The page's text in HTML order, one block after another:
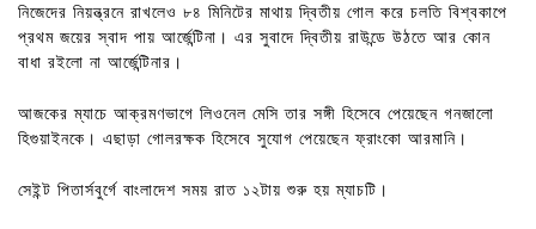
নিজেদের নিয়ন্ত্রনে রাখলেও ৮৪ মিনিটের মাথায় দ্বিতীয় গোল করে চলতি বিশ্বকাপে
প্রথম জয়ের স্বাদ পায় আর্জেন্টিনা। এর সুবাদে দ্বিতীয় রাউন্ডে উঠতে আর কোন
বাধা রইলো না আর্জেন্টিনার।
আজকের ম্যাচে আক্রমণভাগে লিওনেল মেসি তার সঙ্গী হিসেবে পেয়েছেন গনজালো
হিগুয়াইনকে। এছাড়া গোলরক্ষক হিসেবে সুযোগ পেয়েছেন ফ্রাংকো আরমানি।
সেইন্ট পিতার্সবুর্গে বাংলাদেশ সময় রাত ১২টায় শুরু হয় ম্যাচটি।